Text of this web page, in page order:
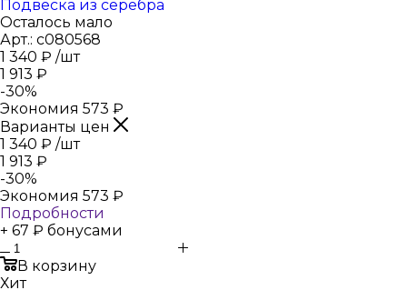
Подвеска из серебра
Осталось мало
Арт.: с080568
1 340 ₽ /шт
1 913 ₽
-30%
Экономия 573 ₽
Варианты цен
1 340 ₽ /шт
1 913 ₽
-30%
Экономия 573 ₽
Подробности
+ 67 ₽ бонусами
В корзину
Хит